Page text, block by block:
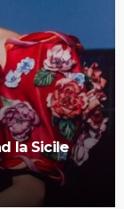
la Sicile